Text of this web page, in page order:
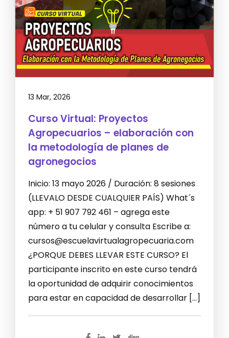
13 Mar, 2026
Curso Virtual: Proyectos
Agropecuarios – elaboración con
la metodología de planes de
agronegocios
Inicio: 13 mayo 2026 / Duración: 8 sesiones
(LLEVALO DESDE CUALQUIER PAÍS) What´s
app: + 51 907 792 461 – agrega este
número a tu celular y consulta Escribe a:
cursos@escuelavirtualagropecuaria.com
¿PORQUE DEBES LLEVAR ESTE CURSO? El
participante inscrito en este curso tendrá
la oportunidad de adquirir conocimientos
para estar en capacidad de desarrollar […]